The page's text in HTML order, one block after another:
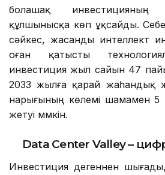
болашақ инвестицияның
құлшынысқа көп ұқсайды.
сәйкес, жасанды интеллект
оған қатысты
инвестиция жыл сайын 47
2033 жылға қарай жаһандық
нарығының көлемі шамамен 5
жетуі мүмкін.
Data Center Valley –
Инвестиция дегеннен